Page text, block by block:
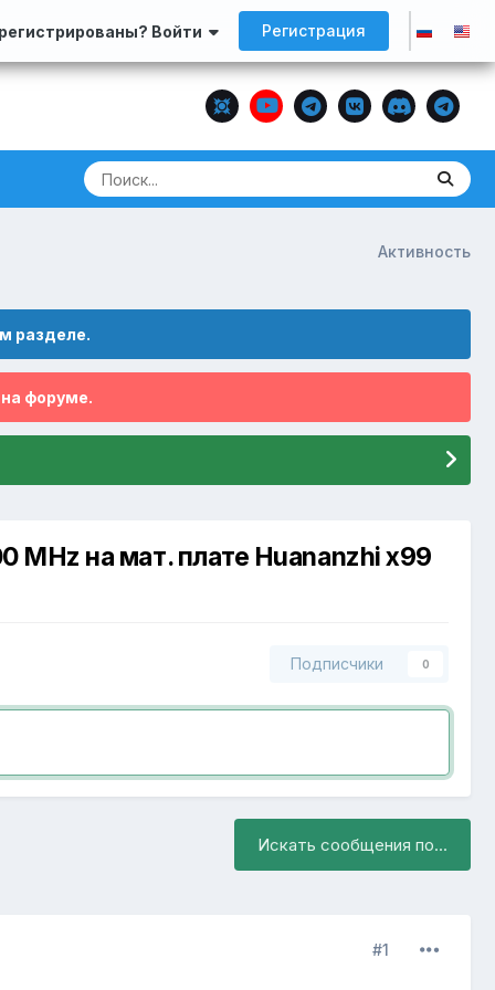
Войти Регистрация
Активность
разделе.
форуме.
MHz на мат. плате Huananzhi x99
Подписчики 0
Искать сообщения по...
#1